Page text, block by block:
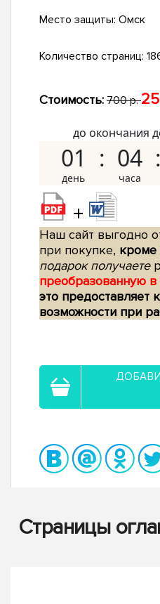
Место защиты: Омск
Количество страниц:
Стоимость: 700 р.
до окончания
01 04
+
Наш сайт выгодно
при покупке, кроме
подарок получаете
преобразованную в
это предоставляет
возможности при
Страницы